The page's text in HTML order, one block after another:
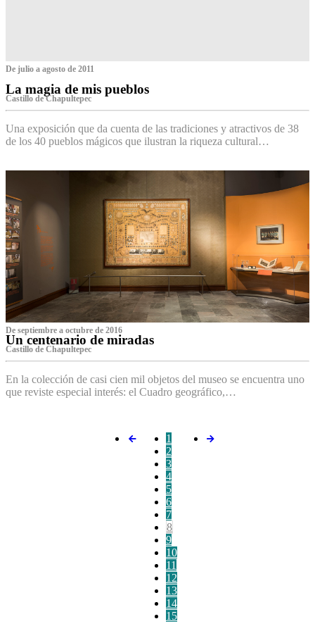
De julio a agosto de 2011
La magia de mis pueblos
Castillo de Chapultepec
Una exposición que da cuenta de las tradiciones y atractivos de 38
de los 40 pueblos mágicos que ilustran la riqueza cultural…
De septiembre a octubre de 2016
Un centenario de miradas
Castillo de Chapultepec
En la colección de casi cien mil objetos del museo se encuentra uno
que reviste especial interés: el Cuadro geográfico,…
1
2
3
4
5
6
7
8
9
10
11
12
13
14
15